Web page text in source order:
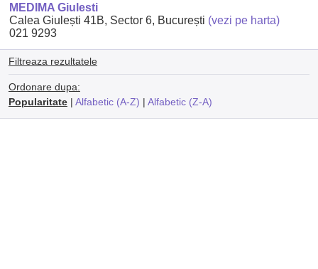
MEDIMA Giulesti
Calea Giulești 41B, Sector 6, București (vezi pe harta)
021 9293
Filtreaza rezultatele
Ordonare dupa:
Popularitate| Alfabetic (A-Z) | Alfabetic (Z-A)